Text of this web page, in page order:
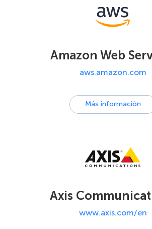
Amazon Web
aws.amazon.com
Más información
Axis
www.axis.com/en